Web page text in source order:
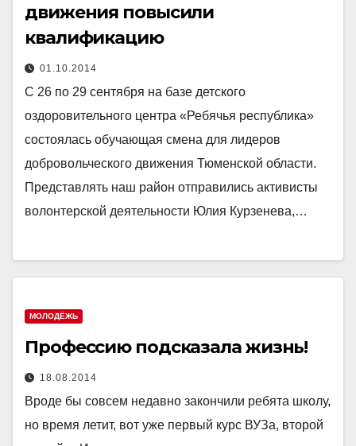
движения повысили
квалификацию
01.10.2014
С 26 по 29 сентября на базе детского
оздоровительного центра «Ребячья республика»
состоялась обучающая смена для лидеров
добровольческого движения Тюменской области.
Представлять наш район отправились активисты
волонтерской деятельности Юлия Курзенева,…
МОЛОДЁЖЬ
Профессию подсказала жизнь!
18.08.2014
Вроде бы совсем недавно закончили ребята школу,
но время летит, вот уже первый курс ВУЗа, второй